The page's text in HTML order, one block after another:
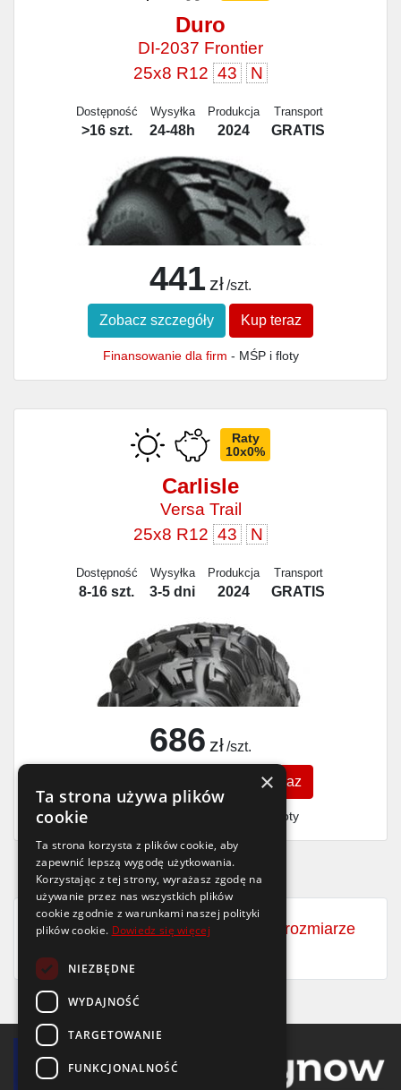
Duro
DI-2037 Frontier
25x8 R12 43 N
Dostępność
>16 szt.
Wysyłka
24-48h
Produkcja
2024
Transport
GRATIS
441 zł /szt.
Zobacz szczegóły Kup teraz
Finansowanie dla firm - MŚP i floty
Raty
10x0%
Carlisle
Versa Trail
25x8 R12 43 N
Dostępność
8-16 szt.
Wysyłka
3-5 dni
Produkcja
2024
Transport
GRATIS
686 zł /szt.
Kup teraz
- MŚP i floty
Zobacz wszystkie opony letnie w rozmiarze
×
Ta strona używa plików
cookie
Ta strona korzysta z plików cookie, aby
zapewnić lepszą wygodę użytkowania.
Korzystając z tej strony, wyrażasz zgodę na
używanie przez nas wszystkich plików
cookie zgodnie z warunkami naszej polityki
plików cookie. Dowiedz się więcej
NIEZBĘDNE
WYDAJNOŚĆ
TARGETOWANIE
FUNKCJONALNOŚĆ